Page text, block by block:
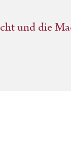
und die